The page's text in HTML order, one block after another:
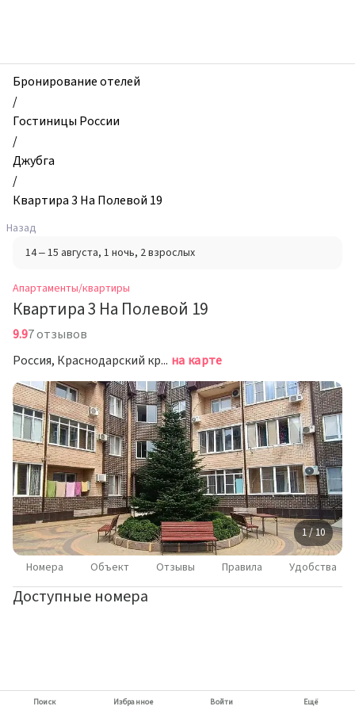
и
квартиры,
Квартира
На
Полевой
19,
Джубга,
Россия
Бронирование отелей
/
Гостиницы России
/
Джубга
/
Квартира 3 На Полевой 19
Назад
14 – 15 августа, 1 ночь, 2 взрослых
Апартаменты/квартиры
Квартира 3 На Полевой 19
9.97 отзывов
Россия, Краснодарский край, Туапсинский муниципальный округ, посёлок городского типа Джубга, Полевая улица, 19 на карте
1 / 10
Номера Объект Отзывы Правила Удобства
Доступные номера
Поиск Избранное Войти Ещё